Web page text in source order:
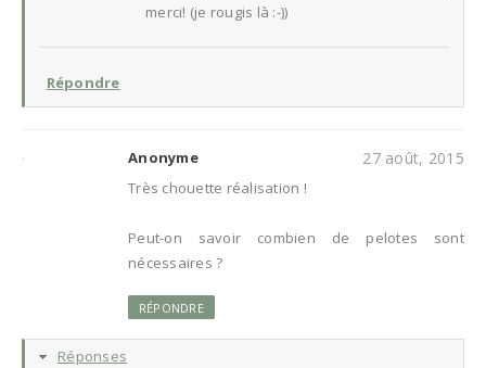
merci! (je rougis là :-))
Répondre
Anonyme 27 août, 2015
Très chouette réalisation !
Peut-on savoir combien de pelotes sont
nécessaires ?
RÉPONDRE
Réponses